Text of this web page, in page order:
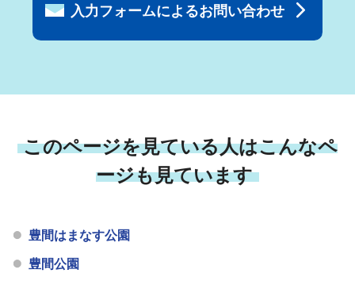
入力フォームによるお問い合わせ
このページを見ている人はこんなペ
ージも見ています
豊間はまなす公園
豊間公園